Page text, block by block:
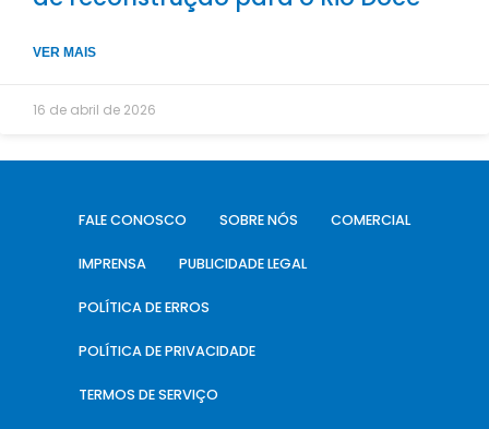
VER MAIS
16 de abril de 2026
FALE CONOSCO SOBRE NÓS COMERCIAL
IMPRENSA PUBLICIDADE LEGAL
POLÍTICA DE ERROS
POLÍTICA DE PRIVACIDADE
TERMOS DE SERVIÇO